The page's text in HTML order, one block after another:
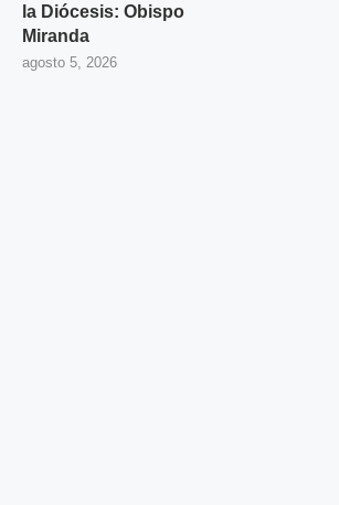
la Diócesis: Obispo
Miranda
agosto 5, 2026